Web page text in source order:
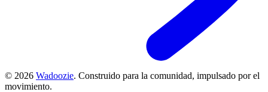
© 2026 Wadoozie. Construido para la comunidad, impulsado por el
movimiento.